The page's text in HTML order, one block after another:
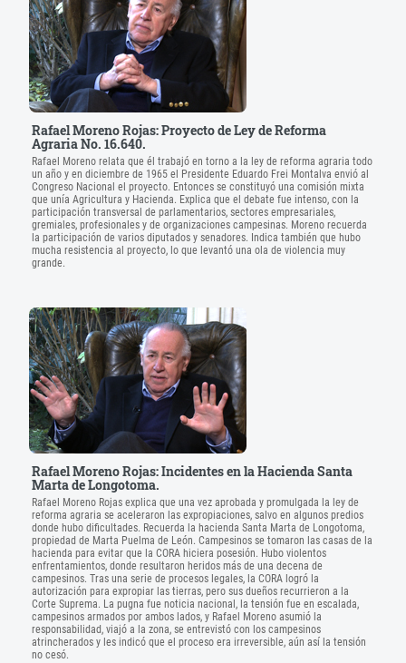
Rafael Moreno Rojas: Proyecto de Ley de Reforma
Agraria No. 16.640.
Rafael Moreno relata que él trabajó en torno a la ley de reforma agraria todo
un año y en diciembre de 1965 el Presidente Eduardo Frei Montalva envió al
Congreso Nacional el proyecto. Entonces se constituyó una comisión mixta
que unía Agricultura y Hacienda. Explica que el debate fue intenso, con la
participación transversal de parlamentarios, sectores empresariales,
gremiales, profesionales y de organizaciones campesinas. Moreno recuerda
la participación de varios diputados y senadores. Indica también que hubo
mucha resistencia al proyecto, lo que levantó una ola de violencia muy
grande.
Rafael Moreno Rojas: Incidentes en la Hacienda Santa
Marta de Longotoma.
Rafael Moreno Rojas explica que una vez aprobada y promulgada la ley de
reforma agraria se aceleraron las expropiaciones, salvo en algunos predios
donde hubo dificultades. Recuerda la hacienda Santa Marta de Longotoma,
propiedad de Marta Puelma de León. Campesinos se tomaron las casas de la
hacienda para evitar que la CORA hiciera posesión. Hubo violentos
enfrentamientos, donde resultaron heridos más de una decena de
campesinos. Tras una serie de procesos legales, la CORA logró la
autorización para expropiar las tierras, pero sus dueños recurrieron a la
Corte Suprema. La pugna fue noticia nacional, la tensión fue en escalada,
campesinos armados por ambos lados, y Rafael Moreno asumió la
responsabilidad, viajó a la zona, se entrevistó con los campesinos
atrincherados y les indicó que el proceso era irreversible, aún así la tensión
no cesó.